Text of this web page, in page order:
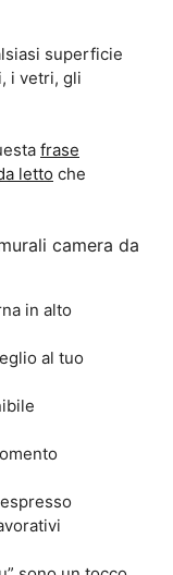
superficie
i vetri, gli
frase
letto che
camera da
in alto
al tuo